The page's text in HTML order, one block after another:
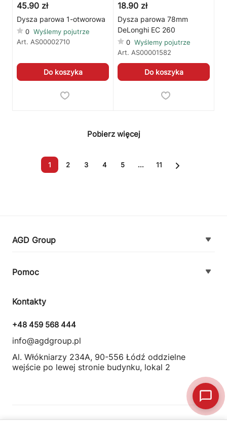
45.90 zł
Dysza parowa 1-otworowa
0 Wyślemy pojutrze
Art. AS00002710
Do koszyka
18.90 zł
Dysza parowa 78mm
DeLonghi EC 260
0 Wyślemy pojutrze
Art. AS00001582
Do koszyka
Pobierz więcej
1 2 3 4 5 ... 11
AGD Group
Kontakt
Pomoc
Zamówienie i płatność
Zasady dostawy urządzeń
Regulamin usług serwisowych
Wymiana i zwrot towaru
Kontakty
+48 459 568 444
info@agdgroup.pl
Al. Włókniarzy 234A, 90-556 Łódź oddzielne
wejście po lewej stronie budynku, lokal 2